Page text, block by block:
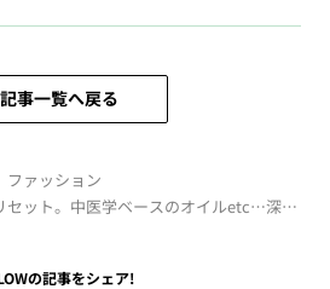
記事一覧へ戻る
ファッション
セット。中医学ベースのオイルetc…深い
の記事をシェア!